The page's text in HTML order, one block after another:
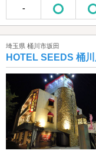
-
埼玉県 桶川市坂田
HOTEL SEEDS 桶